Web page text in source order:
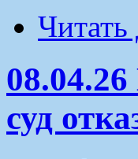
Читать
суд